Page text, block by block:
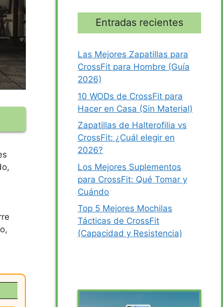
Entradas recientes
Las Mejores Zapatillas para
CrossFit para Hombre (Guía
2026)
10 WODs de CrossFit para
Hacer en Casa (Sin Material)
Zapatillas de Halterofilia vs
CrossFit: ¿Cuál elegir en
2026?
Los Mejores Suplementos
para CrossFit: Qué Tomar y
Cuándo
Top 5 Mejores Mochilas
Tácticas de CrossFit
(Capacidad y Resistencia)